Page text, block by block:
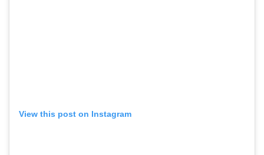
View this post on Instagram